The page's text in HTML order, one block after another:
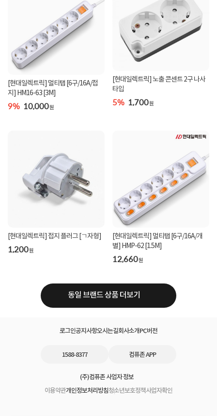
[현대일렉트릭] 멀티탭 [6구/16A/접
지] HM16-63 [3M]
9% 10,000원
[현대일렉트릭] 노출 콘센트 2구 나사
타입
5% 1,700원
[현대일렉트릭] 접지 플러그 [ㄱ자형]
1,200원
[현대일렉트릭] 멀티탭 [6구/16A/개
별] HMP-62 [1.5M]
12,660원
동일 브랜드 상품 더보기
로그인공지사항오시는길회사소개PC버전
1588-8377 컴퓨존 APP
(주)컴퓨존 사업자 정보
이용약관개인정보처리방침청소년보호정책사업자확인